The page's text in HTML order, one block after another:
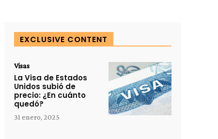
EXCLUSIVE CONTENT
Visas
La Visa de Estados
Unidos subió de
precio: ¿En cuánto
quedó?
31 enero, 2025